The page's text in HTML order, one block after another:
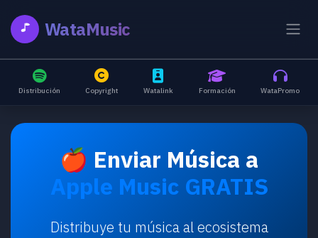
WataMusic
Distribución Copyright Watalink Formación WataPromo
🍎 Enviar Música a
Apple Music GRATIS
Distribuye tu música al ecosistema